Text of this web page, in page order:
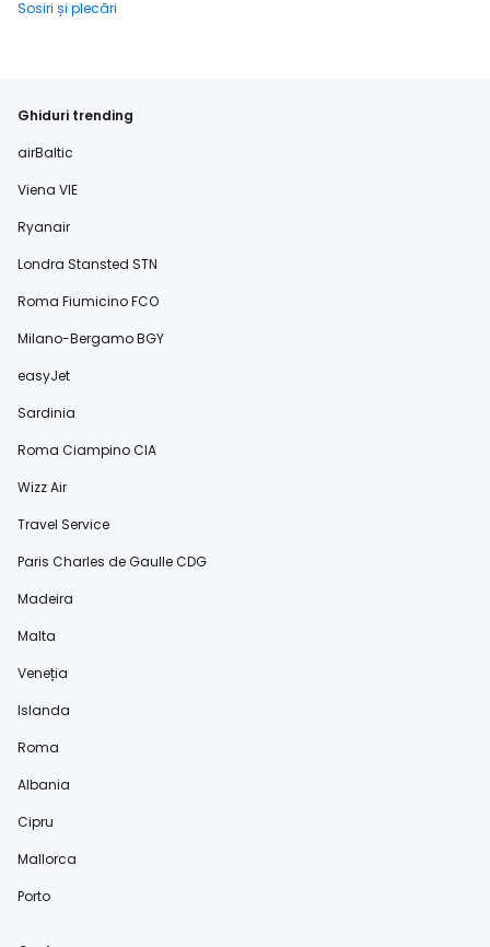
Sosiri și plecări
Ghiduri trending
airBaltic
Viena VIE
Ryanair
Londra Stansted STN
Roma Fiumicino FCO
Milano-Bergamo BGY
easyJet
Sardinia
Roma Ciampino CIA
Wizz Air
Travel Service
Paris Charles de Gaulle CDG
Madeira
Malta
Veneția
Islanda
Roma
Albania
Cipru
Mallorca
Porto